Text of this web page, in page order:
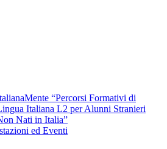
“Percorsi Formativi di
Italiana L2 per Alunni Stranieri
Nati in Italia”
ed Eventi